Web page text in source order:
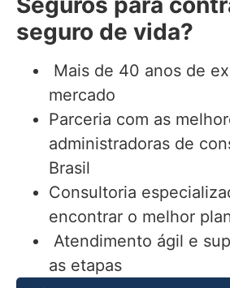
seguro de vida?
Mais de 40 anos de
mercado
Parceria com as
administradoras de
Brasil
Consultoria
encontrar o melhor
Atendimento ágil e
as etapas